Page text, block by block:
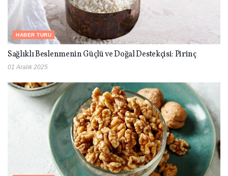
HABER TURU
Sağlıklı Beslenmenin Güçlü ve Doğal Destekçisi: Pirinç
01 Aralık 2025